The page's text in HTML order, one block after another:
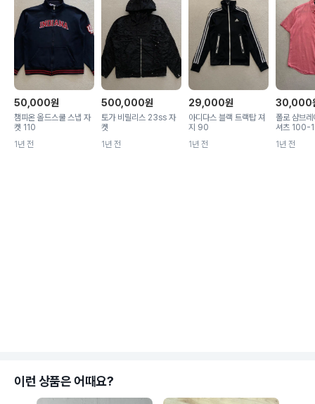
50,000원
챔피온 올드스쿨 스냅 자
켓 110
1년 전
500,000원
토가 비릴리스 23ss 자
켓
1년 전
29,000원
아디다스 블랙 트랙탑 져
지 90
1년 전
30,000
폴로 샴브
셔츠 100-
1년 전
이런 상품은 어때요?